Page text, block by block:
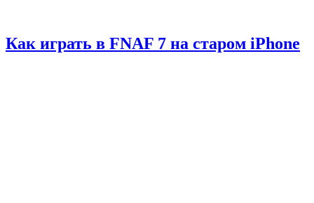
Как играть в FNAF 7 на старом iPhone